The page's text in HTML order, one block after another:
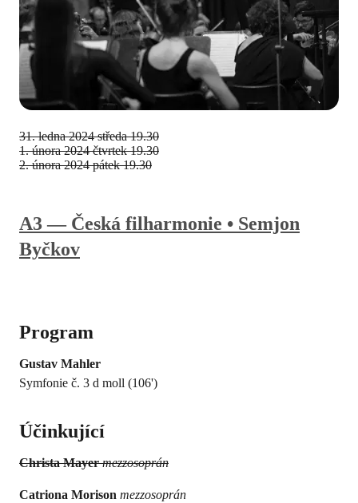
A3 — Česká filharmonie • Semjon
Byčkov
Program
Gustav Mahler
Symfonie č. 3 d moll (106')
Účinkující
Christa Mayermezzosoprán
Catriona Morison mezzosoprán
31. ledna 2024 středa 19.30
1. února 2024 čtvrtek 19.30
2. února 2024 pátek 19.30